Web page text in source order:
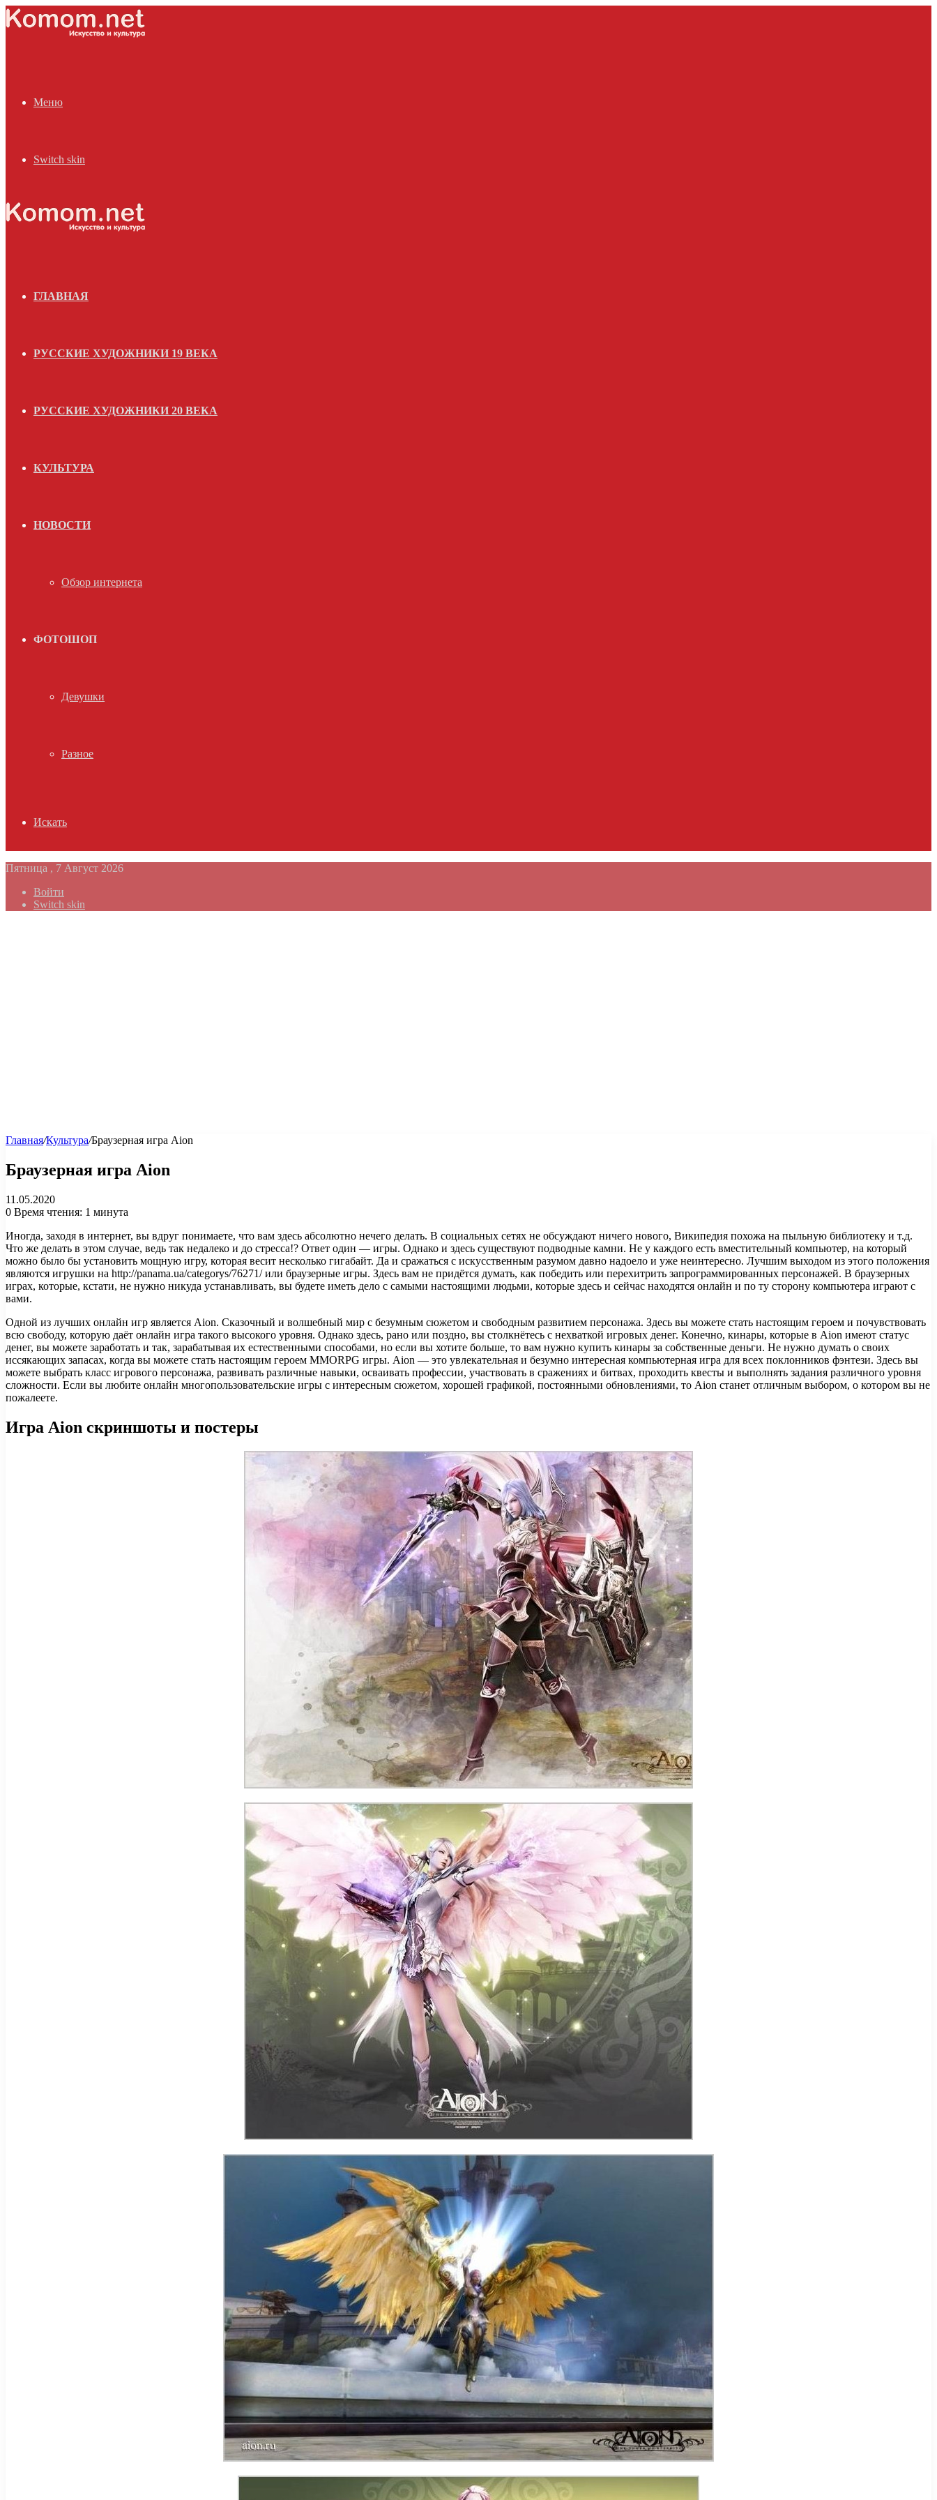
Меню
Switch skin
ГЛАВНАЯ
РУССКИЕ ХУДОЖНИКИ 19 ВЕКА
РУССКИЕ ХУДОЖНИКИ 20 ВЕКА
КУЛЬТУРА
НОВОСТИ
Обзор интернета
ФОТОШОП
Девушки
Разное
Искать
Пятница , 7 Август 2026
Войти
Switch skin
Главная/Культура/Браузерная игра Aion
Браузерная игра Aion
11.05.2020
0 Время чтения: 1 минута
Иногда, заходя в интернет, вы вдруг понимаете, что вам здесь абсолютно нечего делать. В социальных сетях не обсуждают ничего нового, Википедия похожа на пыльную библиотеку и т.д.
Что же делать в этом случае, ведь так недалеко и до стресса!? Ответ один — игры. Однако и здесь существуют подводные камни. Не у каждого есть вместительный компьютер, на который
можно было бы установить мощную игру, которая весит несколько гигабайт. Да и сражаться с искусственным разумом давно надоело и уже неинтересно. Лучшим выходом из этого положения
являются игрушки на http://panama.ua/categorys/76271/ или браузерные игры. Здесь вам не придётся думать, как победить или перехитрить запрограммированных персонажей. В браузерных
играх, которые, кстати, не нужно никуда устанавливать, вы будете иметь дело с самыми настоящими людьми, которые здесь и сейчас находятся онлайн и по ту сторону компьютера играют с
вами.
Одной из лучших онлайн игр является Aion. Сказочный и волшебный мир с безумным сюжетом и свободным развитием персонажа. Здесь вы можете стать настоящим героем и почувствовать
всю свободу, которую даёт онлайн игра такого высокого уровня. Однако здесь, рано или поздно, вы столкнётесь с нехваткой игровых денег. Конечно, кинары, которые в Aion имеют статус
денег, вы можете заработать и так, зарабатывая их естественными способами, но если вы хотите больше, то вам нужно купить кинары за собственные деньги. Не нужно думать о своих
иссякающих запасах, когда вы можете стать настоящим героем MMORPG игры. Aion — это увлекательная и безумно интересная компьютерная игра для всех поклонников фэнтези. Здесь вы
можете выбрать класс игрового персонажа, развивать различные навыки, осваивать профессии, участвовать в сражениях и битвах, проходить квесты и выполнять задания различного уровня
сложности. Если вы любите онлайн многопользовательские игры с интересным сюжетом, хорошей графикой, постоянными обновлениями, то Aion станет отличным выбором, о котором вы не
пожалеете.
Игра Aion скриншоты и постеры